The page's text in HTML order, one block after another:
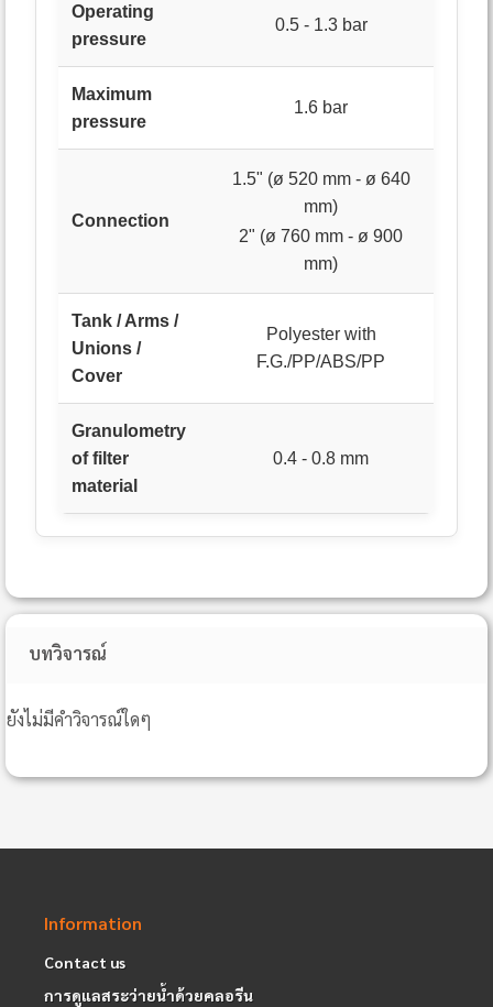
Operating
pressure
0.5 - 1.3 bar
Maximum
pressure
1.6 bar
Connection
1.5" (ø 520 mm - ø 640
mm)
2" (ø 760 mm - ø 900
mm)
Tank / Arms /
Unions /
Cover
Polyester with
F.G./PP/ABS/PP
Granulometry
of filter
material
0.4 - 0.8 mm
บทวิจารณ์
ยังไม่มีคำวิจารณ์ใดๆ
Information
Contact us
การดูแลสระว่ายน้ำด้วยคลอรีน